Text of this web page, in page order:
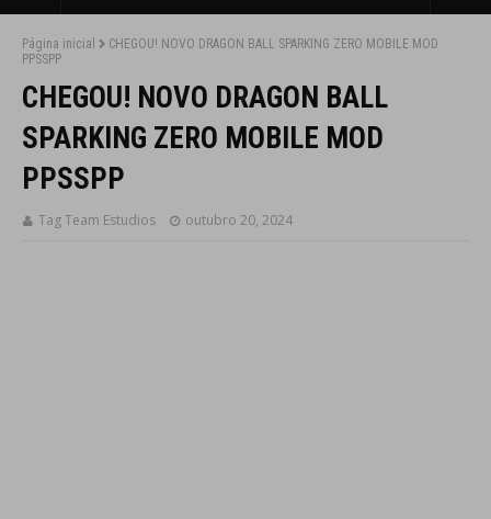
Página inicial
CHEGOU! NOVO DRAGON BALL SPARKING ZERO MOBILE MOD
PPSSPP
CHEGOU! NOVO DRAGON BALL
SPARKING ZERO MOBILE MOD
PPSSPP
Tag Team Estudios outubro 20, 2024